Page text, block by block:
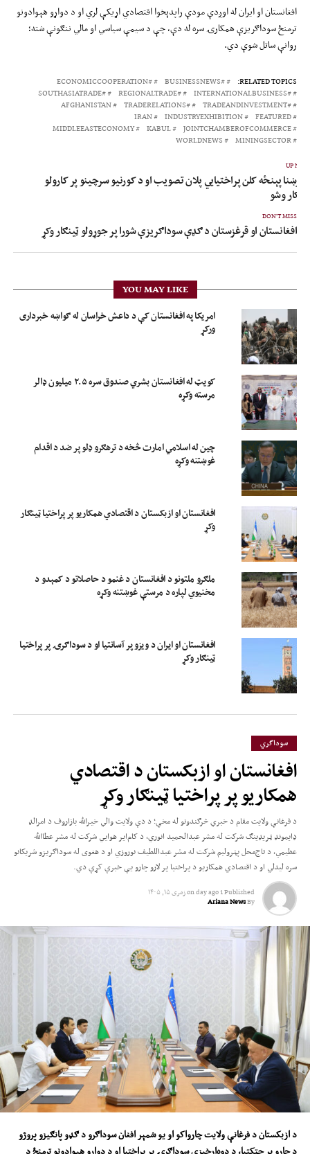
افغانستان او ایران له اوږدې مودې راپدېخوا اقتصادي اړیکې لري او د دواړو هېوادونو
ترمنځ سوداګریزې همکارۍ سره له دې، چې د سیمې سیاسي او مالي ننګونې شته؛
روانې ساتل شوې دي.
RELATED TOPICS:
#BUSINESSNEWS
#ECONOMICCOOPERATION
#INTERNATIONALBUSINESS
#REGIONALTRADE
#SOUTHASIATRADE
#TRADEANDINVESTMENT
#TRADERELATIONS
AFGHANISTAN
FEATURED
INDUSTRYEXHIBITION
IRAN
JOINTCHAMBEROFCOMMERCE
KABUL
MIDDLEEASTECONOMY
MININGSECTOR
WORLDNEWS
UP
برښنا پېنځه کلن پراختیايي پلان تصویب او د کورنیو سرچینو پر کارولو
وشو
DON'T MISS
افغانستان او قرغزستان د ګډې سوداګریزې شورا پر جوړولو ټینګار وکړ
YOU MAY LIKE
امریکا په افغانستان کې د داعش خراسان له ګواښه خبرداری
ورکړ
کویټ له افغانستان بشري صندوق سره ۲.۵ میلیون ډالر
مرسته وکړه
چین له اسلامي امارت څخه د ترهګرو ډلو پر ضد د اقدام
غوښتنه وکړه
افغانستان او ازبکستان د اقتصادي همکاریو پر پراختیا ټینګار
وکړ
ملګرو ملتونو د افغانستان د غنمو د حاصلاتو د کمېدو د
مخنیوي لپاره د مرستې غوښتنه وکړه
افغانستان او ایران د ویزو پر آسانتیا او د سوداګرۍ پر پراختیا
ټینګار وکړ
سوداگري
افغانستان او ازبکستان د اقتصادي
همکاریو پر پراختیا ټینګار وکړ
د فرغانې ولایت مقام د خبري څرګندونو له مخې؛ د دې ولایت والي خیرالله بازاروف د امرالډ
ډایمونډ ټریډینګ شرکت له مشر عبدالحمید انوري، د کام‌ایر هوايي شرکت له مشر عطاالله
عظیمي، د تاج‌محل پټرولیم شرکت له مشر عبداللطیف نوروزي او د هغوی له سوداګریزو شریکانو
سره لیدلي او د اقتصادي همکاریو د پراختیا پر لارو چارو یې خبرې کړې دي.
Published
1 day ago
onزمری ۱۵, ۱۴۰۵
By
Ariana News
د ازبکستان د فرغانې ولایت چارواکو او یو شمېر افغان سوداګرو د ګډو پانګیزو پروژو
د چارو پر چټکتیا، د دوه‌اړخیزې سوداګرۍ پر پراختیا او د دواړو هېوادونو ترمنځ د